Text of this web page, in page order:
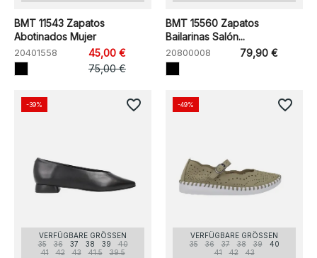
BMT 11543 Zapatos
Abotinados Mujer
20401558
45,00 €
75,00 €
BMT 15560 Zapatos
Bailarinas Salón...
20800008 79,90 €
VERFÜGBARE GRÖSSEN
35
36 37 38 39
40
41
42 43 41.5 39.5
-39% favorite_border
VERFÜGBARE GRÖSSEN
35
36 37 38 39
40
41
42 43
-49% favorite_border